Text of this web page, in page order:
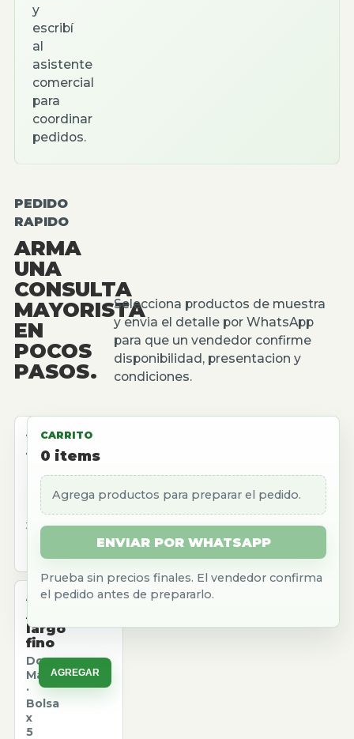
y
escribí
al
asistente
comercial
para
coordinar
pedidos.
PEDIDO
RAPIDO
ARMA
UNA
CONSULTA
MAYORISTA
EN
POCOS
PASOS.
Selecciona productos de muestra
y envia el detalle por WhatsApp
para que un vendedor confirme
disponibilidad, presentacion y
condiciones.
ALMACEN
Aceite
girasol
Natura
Caja
x
AGREGAR
ALMACEN
Arroz
largo
fino
Don
Marcos
·
Bolsa
x
5
AGREGAR
CARRITO
0 items
Agrega productos para preparar el pedido.
ENVIAR POR WHATSAPP
Prueba sin precios finales. El vendedor confirma
el pedido antes de prepararlo.